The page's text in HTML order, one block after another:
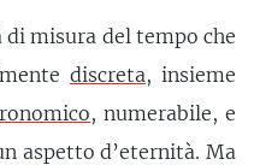
misura del tempo che
discreta, insieme
, numerabile, e
aspetto d’eternità. Ma